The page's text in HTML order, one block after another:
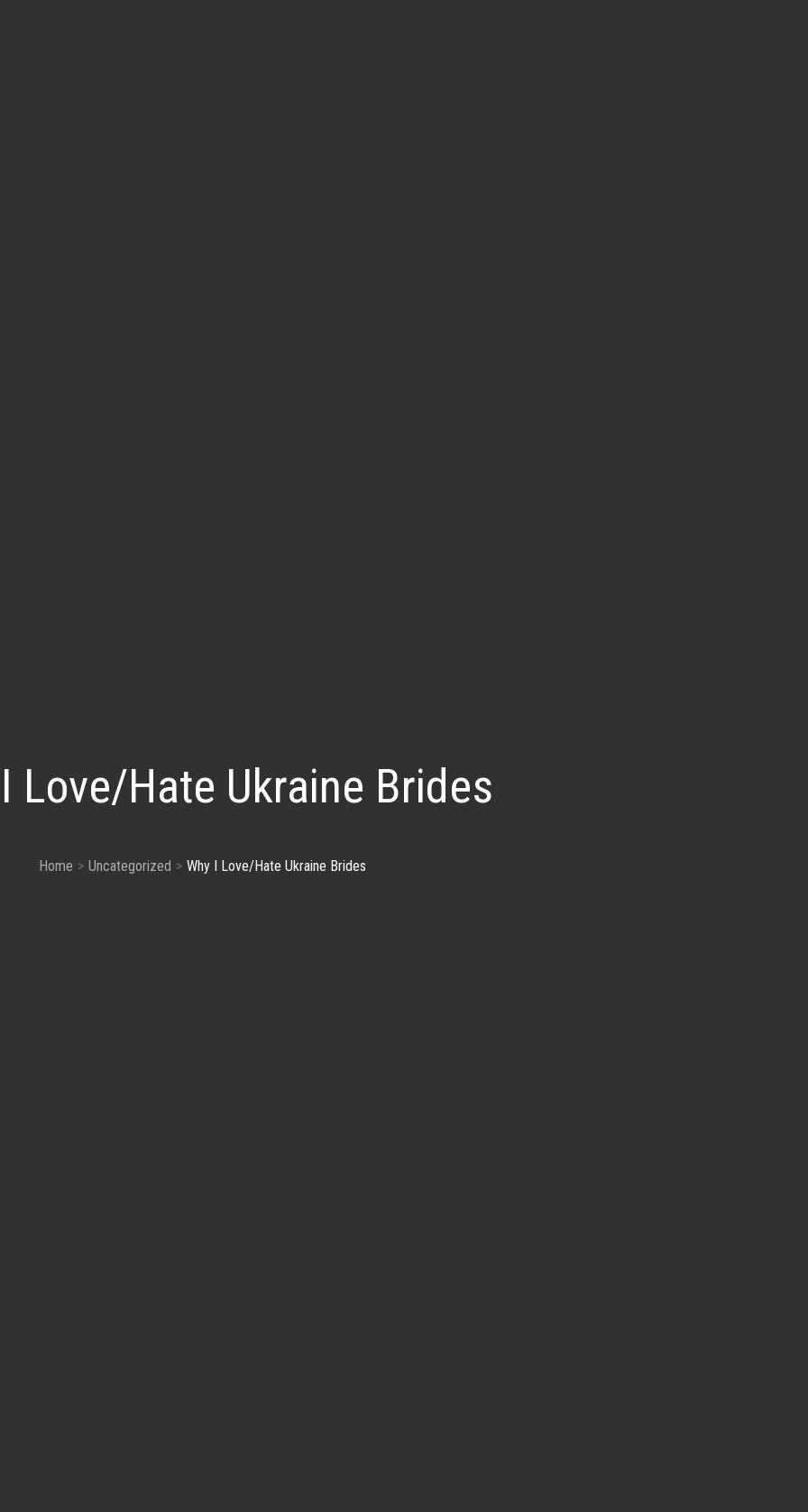
Love/Hate Ukraine Brides
Home Uncategorized Why I Love/Hate Ukraine Brides